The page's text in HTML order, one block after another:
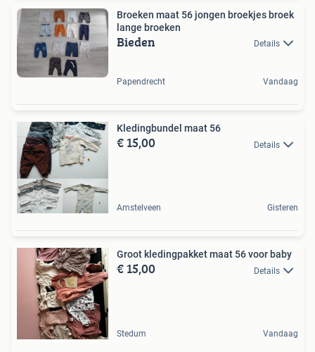
Broeken maat 56 jongen broekjes broek
lange broeken
Bieden Details
Papendrecht Vandaag
Kledingbundel maat 56
€ 15,00 Details
Amstelveen Gisteren
Groot kledingpakket maat 56 voor baby
€ 15,00 Details
Stedum Vandaag